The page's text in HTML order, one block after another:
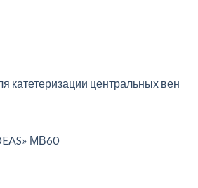
катетеризации центральных вен
МВ60